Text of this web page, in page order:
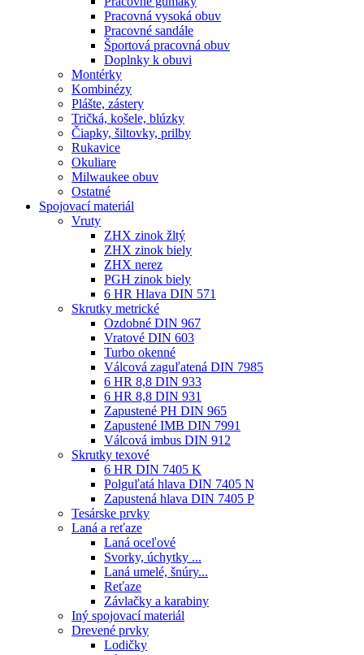
Pracovná vysoká obuv
Pracovné sandále
Športová pracovná obuv
Doplnky k obuvi
Montérky
Kombinézy
Plášte, zástery
Tričká, košele, blúzky
Čiapky, šiltovky, prilby
Rukavice
Okuliare
Milwaukee obuv
Ostatné
Spojovacímateriál
Vruty
ZHX zinok žltý
ZHX zinok biely
ZHX nerez
PGH zinok biely
6 HR Hlava DIN 571
Skrutky metrické
Ozdobné DIN 967
Vratové DIN 603
Turbo okenné
Válcová zaguľatená DIN 7985
6 HR 8,8 DIN 933
6 HR 8,8 DIN 931
Zapustené PH DIN 965
Zapustené IMB DIN 7991
Válcová imbus DIN 912
Skrutky texové
6 HR DIN 7405 K
Polguľatá hlava DIN 7405 N
Zapustená hlava DIN 7405 P
Tesárske prvky
Laná a reťaze
Laná oceľové
Svorky, úchytky ...
Laná umelé, šnúry...
Reťaze
Závlačky a karabiny
Iný spojovací materiál
Drevené prvky
Lodičky